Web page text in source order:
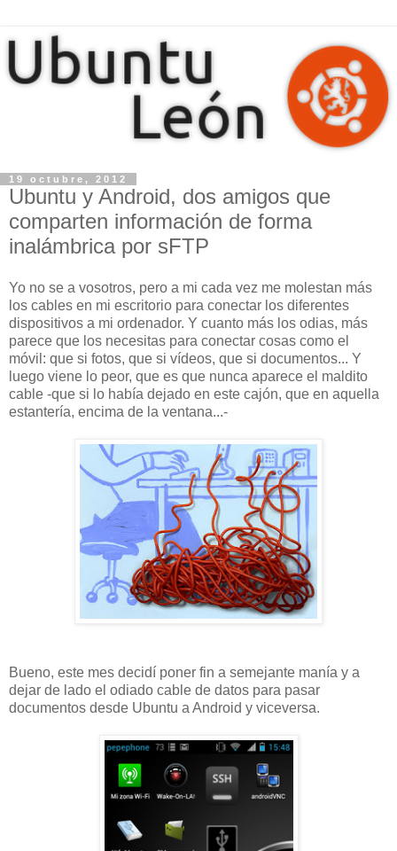
19 octubre, 2012
Ubuntu y Android, dos amigos que
comparten información de forma
inalámbrica por sFTP
Yo no se a vosotros, pero a mi cada vez me molestan más
los cables en mi escritorio para conectar los diferentes
dispositivos a mi ordenador. Y cuanto más los odias, más
parece que los necesitas para conectar cosas como el
móvil: que si fotos, que si vídeos, que si documentos... Y
luego viene lo peor, que es que nunca aparece el maldito
cable -que si lo había dejado en este cajón, que en aquella
estantería, encima de la ventana...-
Bueno, este mes decidí poner fin a semejante manía y a
dejar de lado el odiado cable de datos para pasar
documentos desde Ubuntu a Android y viceversa.